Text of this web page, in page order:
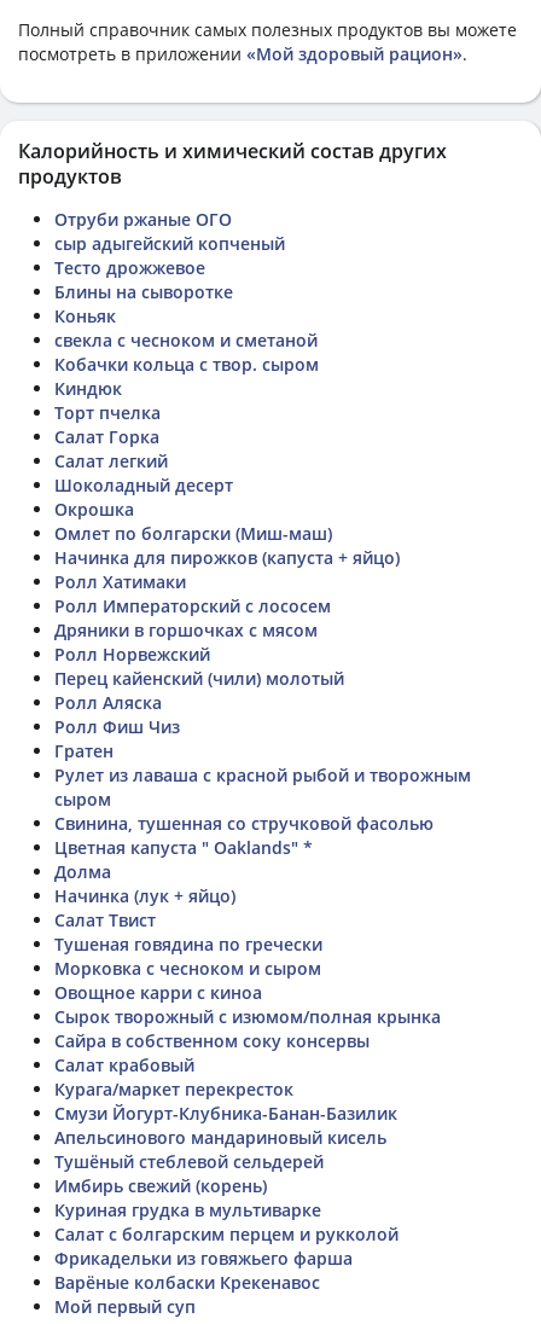
Полный справочник самых полезных продуктов вы можете
посмотреть в приложении «Мой здоровый рацион».
Калорийность и химический состав других
продуктов
Отруби ржаные ОГО
сыр адыгейский копченый
Тесто дрожжевое
Блины на сыворотке
Коньяк
свекла с чесноком и сметаной
Кобачки кольца с твор. сыром
Киндюк
Торт пчелка
Салат Горка
Салат легкий
Шоколадный десерт
Окрошка
Омлет по болгарски (Миш-маш)
Начинка для пирожков (капуста + яйцо)
Ролл Хатимаки
Ролл Императорский с лососем
Дряники в горшочках с мясом
Ролл Норвежский
Перец кайенский (чили) молотый
Ролл Аляска
Ролл Фиш Чиз
Гратен
Рулет из лаваша с красной рыбой и творожным
сыром
Свинина, тушенная со стручковой фасолью
Цветная капуста " Oaklands" *
Долма
Начинка (лук + яйцо)
Салат Твист
Тушеная говядина по гречески
Морковка с чесноком и сыром
Овощное карри с киноа
Сырок творожный с изюмом/полная крынка
Сайра в собственном соку консервы
Салат крабовый
Курага/маркет перекресток
Смузи Йогурт-Клубника-Банан-Базилик
Апельсинового мандариновый кисель
Тушёный стеблевой сельдерей
Имбирь свежий (корень)
Куриная грудка в мультиварке
Салат с болгарским перцем и рукколой
Фрикадельки из говяжьего фарша
Варёные колбаски Крекенавос
Мой первый суп